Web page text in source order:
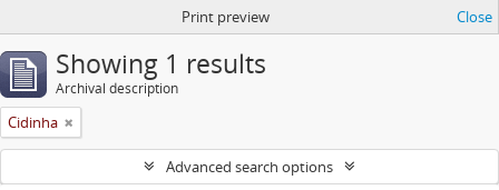
Print preview Close
Showing 1 results
Archival description
Cidinha
Advanced search options